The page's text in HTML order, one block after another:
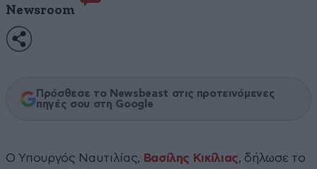
Newsroom
Πρόσθεσε το Newsbeast στις προτεινόμενες
πηγές σου στη Google
Ο Υπουργός Ναυτιλίας, Βασίλης Κικίλιας, δήλωσε το